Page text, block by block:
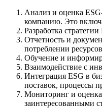
Анализ и оценка
компанию. Это
Разработка
Отчетность и
потреблении
Обучение и
Взаимодействие с
Интеграция ESG в
поставок, процессы
Мониторинг и оценка
заинтересованными